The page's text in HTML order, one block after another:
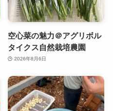
空心菜の魅力＠アグリボル
タイクス自然栽培農園
2026年8月6日